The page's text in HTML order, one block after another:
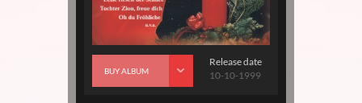
BUY ALBUM
Release date
10-10-1999